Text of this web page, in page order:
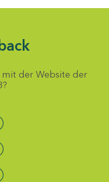
der Website der
auswählen